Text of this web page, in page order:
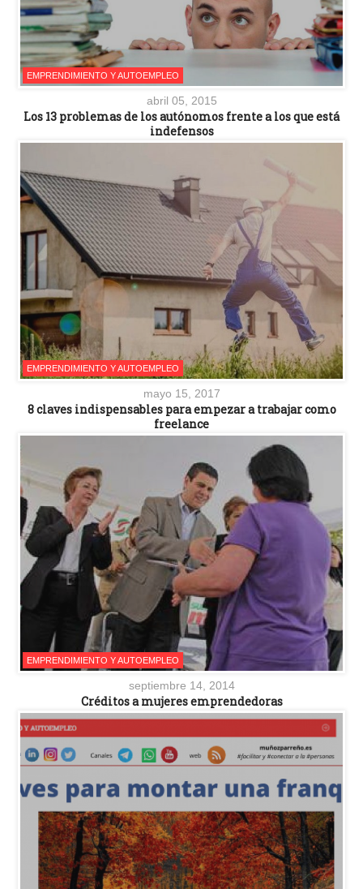
EMPRENDIMIENTO Y AUTOEMPLEO
abril 05, 2015
Los 13 problemas de los autónomos frente a los que está
indefensos
EMPRENDIMIENTO Y AUTOEMPLEO
mayo 15, 2017
8 claves indispensables para empezar a trabajar como
freelance
EMPRENDIMIENTO Y AUTOEMPLEO
septiembre 14, 2014
Créditos a mujeres emprendedoras